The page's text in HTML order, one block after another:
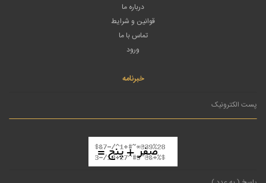
درباره ما
قوانین و شرایط
تماس با ما
ورود
خبرنامه